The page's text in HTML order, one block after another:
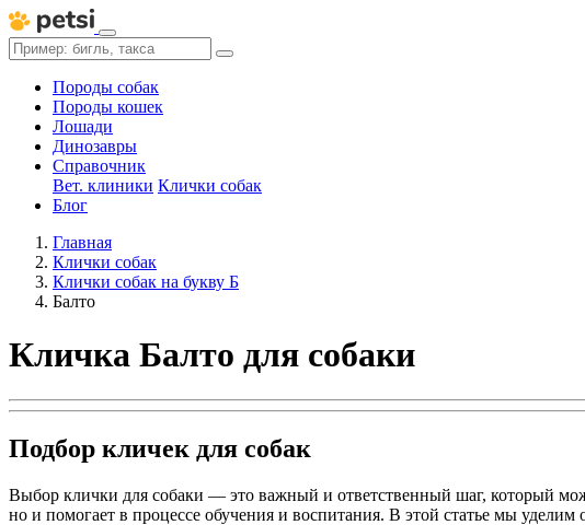
Породы собак
Породы кошек
Лошади
Динозавры
Справочник
Вет. клиники Клички собак
Блог
Главная
Клички собак
Клички собак на букву Б
Балто
Кличка Балто для собаки
Подбор кличек для собак
Выбор клички для собаки — это важный и ответственный шаг, который
но и помогает в процессе обучения и воспитания. В этой статье мы